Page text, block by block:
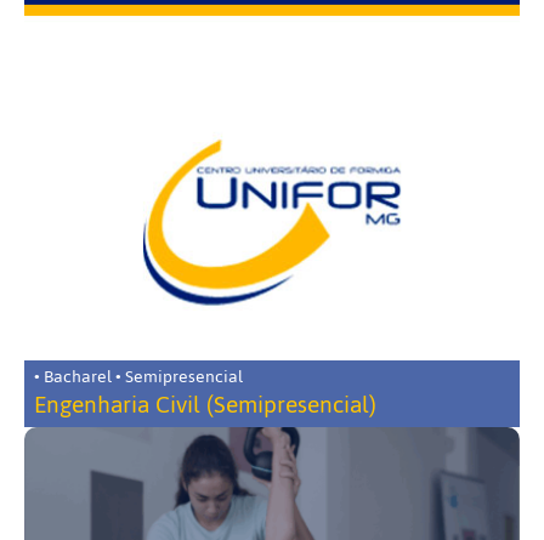
• Bacharel • Semipresencial
Engenharia Civil (Semipresencial)